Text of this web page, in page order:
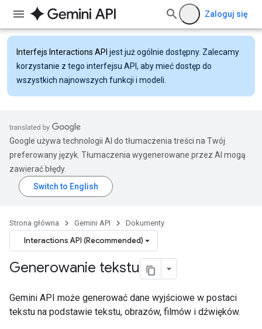
Zaloguj się
Interfejs Interactions API jest już ogólnie dostępny. Zalecamy
korzystanie z tego interfejsu API, aby mieć dostęp do
wszystkich najnowszych funkcji i modeli.
Google używa technologii AI do tłumaczenia treści na Twój
preferowany język. Tłumaczenia wygenerowane przez AI mogą
zawierać błędy.
Strona główna Gemini API Dokumenty
Interactions API (Recommended)
Generowanie tekstu
Gemini API może generować dane wyjściowe w postaci
tekstu na podstawie tekstu, obrazów, filmów i dźwięków.